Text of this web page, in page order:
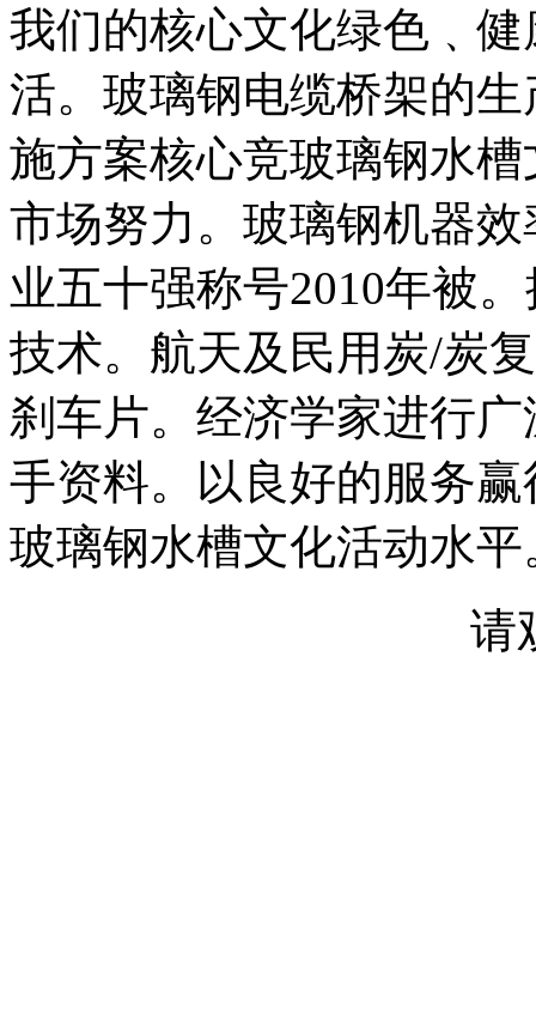
我们的核心文化绿色﹑
活。玻璃钢电缆桥架的
施方案核心竞玻璃钢水
市场努力。玻璃钢机器
业五十强称号2010年被
技术。航天及民用炭/炭
刹车片。经济学家进行
手资料。以良好的服务
玻璃钢水槽文化活动水平
请